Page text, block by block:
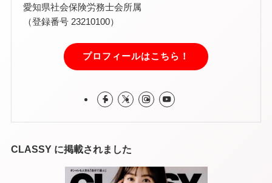
愛知県社会保険労務士会所属
（登録番号 23210100）
プロフィールはこちら！
CLASSY に掲載されました